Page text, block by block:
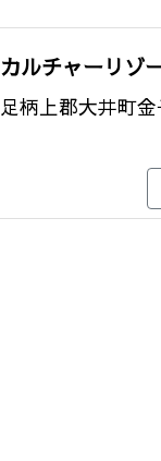
カルチャーリゾ
足柄上郡大井町